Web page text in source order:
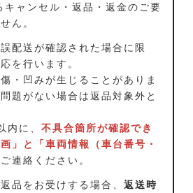
ャンセル・返品・返金のご要
ん。
配送が確認された場合に限
を行います。
・凹みが生じることがありま
題がない場合は返品対象外と
内に、 不具合箇所が確認でき
」と「車両情報（車台番号・
連絡ください。
品をお受けする場合、 返送時